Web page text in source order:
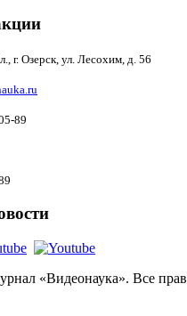
г. Озерск, ул. Лесохим, д. 56
89
«Видеонаука». Все